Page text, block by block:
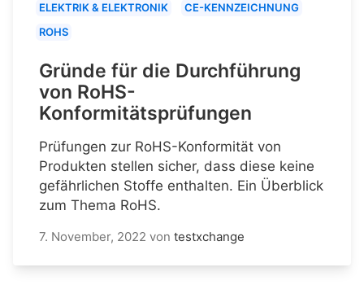
ELEKTRIK & ELEKTRONIK
CE-KENNZEICHNUNG
ROHS
Gründe für die Durchführung
von RoHS-
Konformitätsprüfungen
Prüfungen zur RoHS-Konformität von
Produkten stellen sicher, dass diese keine
gefährlichen Stoffe enthalten. Ein Überblick
zum Thema RoHS.
7. November, 2022 von testxchange